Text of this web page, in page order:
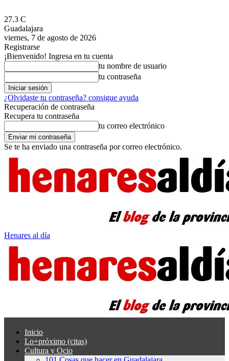
27.3 C
Guadalajara
viernes, 7 de agosto de 2026
Registrarse
¡Bienvenido! Ingresa en tu cuenta
tu nombre de usuario
tu contraseña
¿Olvidaste tu contraseña? consigue ayuda
Recuperación de contraseña
Recupera tu contraseña
tu correo electrónico
Se te ha enviado una contraseña por correo electrónico.
Henares al día
Inicio
Lo+próximo (citas)
Cultura y Ocio